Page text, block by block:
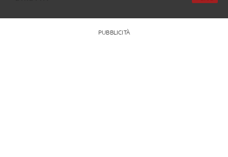
PUBBLICITÀ